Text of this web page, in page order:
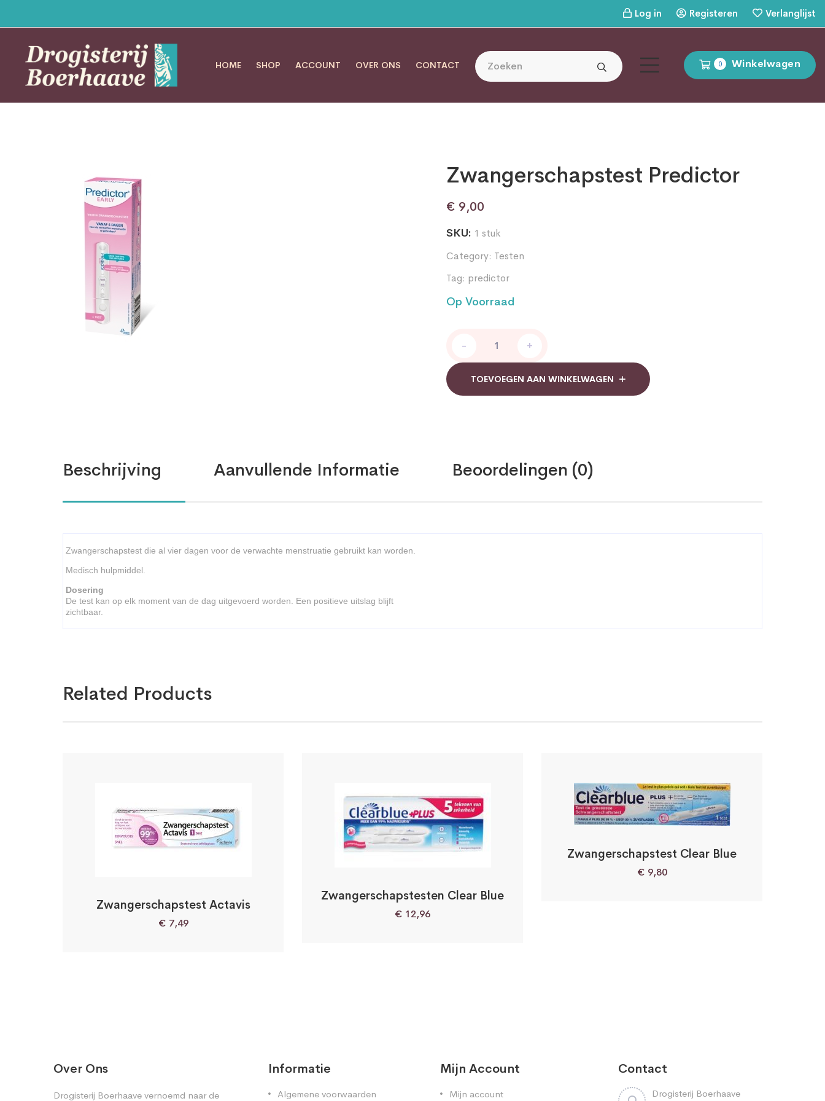
Log in Registeren Verlanglijst
0 Winkelwagen
HOME SHOP ACCOUNT OVER ONS CONTACT
Zwangerschapstest Predictor
€ 9,00
SKU: 1 stuk
Category: Testen
Tag: predictor
Op Voorraad
Predictor
quantity
- +
TOEVOEGEN AAN WINKELWAGEN
Beschrijving Aanvullende Informatie Beoordelingen (0)
Zwangerschapstest die al vier dagen voor de verwachte menstruatie gebruikt kan worden.
Medisch hulpmiddel.
Dosering
De test kan op elk moment van de dag uitgevoerd worden. Een positieve uitslag blijft
zichtbaar.
Related Products
Zwangerschapstest Actavis
€ 7,49
Zwangerschapstesten Clear Blue
€ 12,96
Zwangerschapstest Clear Blue
€ 9,80
Over Ons
Drogisterij Boerhaave vernoemd naar de
Informatie
Algemene voorwaarden
Mijn Account
Mijn account
Contact
Drogisterij Boerhaave